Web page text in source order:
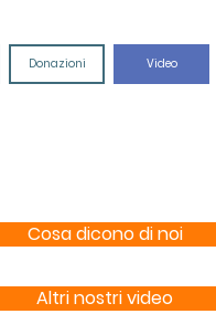
Donazioni Video
Cosa dicono di noi
Altri nostri video